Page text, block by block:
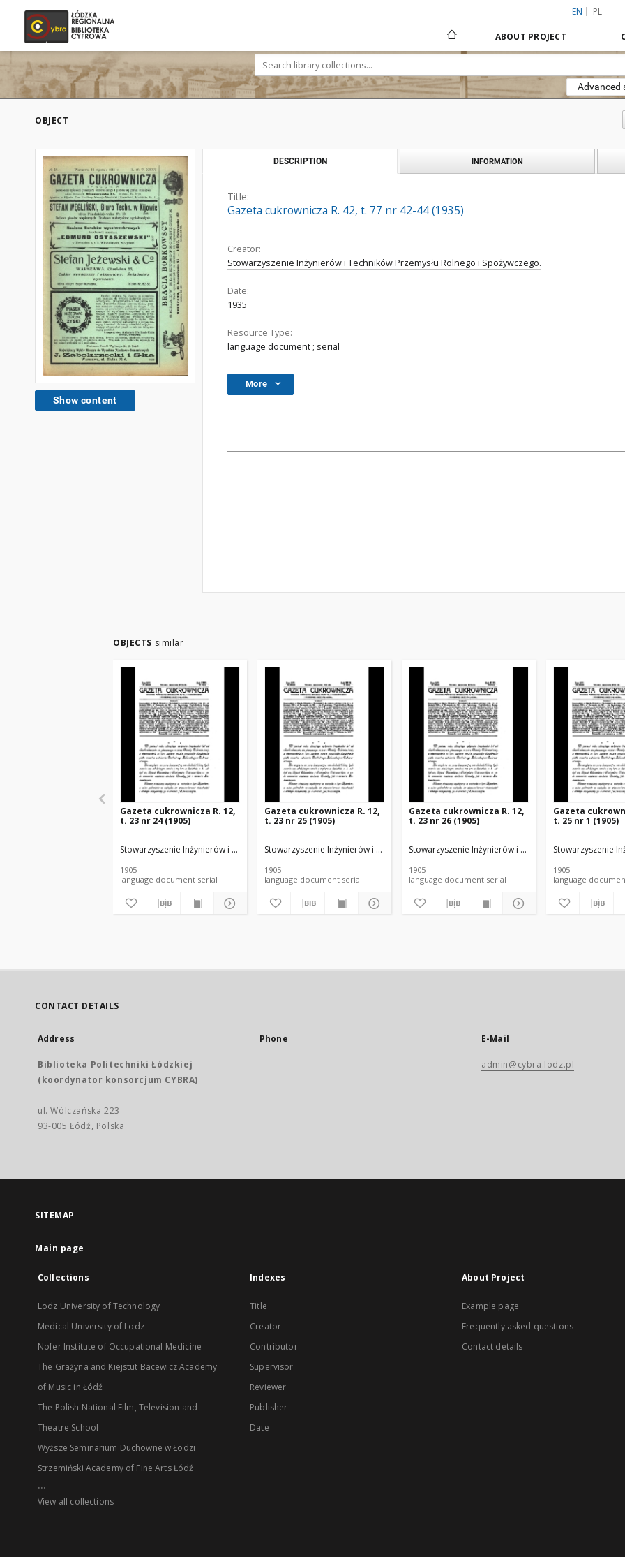
EN PL
ABOUT PROJECT
Advanced
OBJECT
Show content
DESCRIPTION INFORMATION
Title:
Gazeta cukrownicza R. 42, t. 77 nr 42-44 (1935)
Creator:
Stowarzyszenie Inżynierów i Techników Przemysłu Rolnego i Spożywczego.
Date:
1935
Resource Type:
language document ; serial
More
OBJECTS similar
Gazeta cukrownicza R. 12,
t. 23 nr 24 (1905)
Stowarzyszenie Inżynierów i Techników Przemysłu Rolnego i Spożywczego.
1905
language document serial
Gazeta cukrownicza R. 12,
t. 23 nr 25 (1905)
Stowarzyszenie Inżynierów i Techników Przemysłu Rolnego i Spożywczego.
1905
language document serial
Gazeta cukrownicza R. 12,
t. 23 nr 26 (1905)
Stowarzyszenie Inżynierów i Techników Przemysłu
1905
language document serial
Gazeta
t. 25 nr 1 (1905)
Stowarzyszenie
1905
CONTACT DETAILS
Address
Biblioteka Politechniki Łódzkiej
(koordynator konsorcjum CYBRA)
ul. Wólczańska 223
93-005 Łódź, Polska
Phone E-Mail
admin@cybra.lodz.pl
SITEMAP
Main page
Collections
Lodz University of Technology
Medical University of Lodz
Nofer Institute of Occupational Medicine
The Grażyna and Kiejstut Bacewicz Academy
of Music in Łódź
The Polish National Film, Television and
Theatre School
Wyższe Seminarium Duchowne w Łodzi
Strzemiński Academy of Fine Arts Łódź
...
View all collections
Indexes
Title
Creator
Contributor
Supervisor
Reviewer
Publisher
Date
About Project
Example page
Frequently asked questions
Contact details